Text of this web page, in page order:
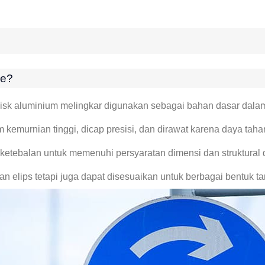
aluminium melingkar digunakan sebagai bahan dasar
tinggi, dicap presisi, dan dirawat karena daya
untuk memenuhi persyaratan dimensi dan
elips tetapi juga dapat disesuaikan untuk berbagai bentuk